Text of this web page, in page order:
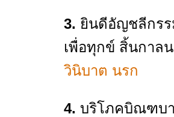
3. ยินดีอัญชลีกร
เพื่อทุกข์ สิ้นกาล
วินิบาต นรก
4. บริโภคบิณฑบ